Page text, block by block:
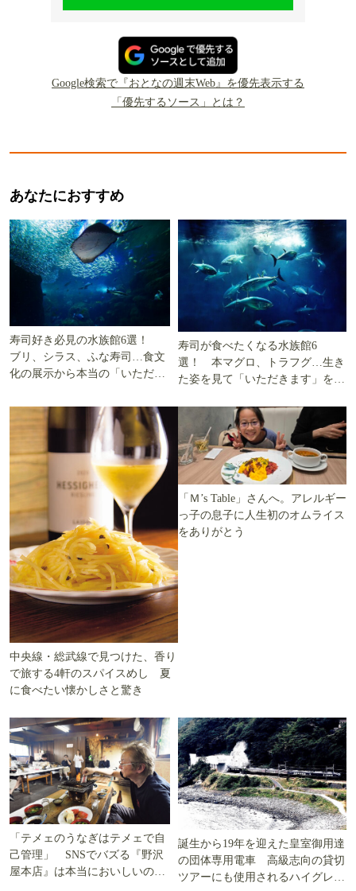
Google検索で『おとなの週末Web』を優先表示する
「優先するソース」とは？
あなたにおすすめ
寿司好き必見の水族館6選！
ブリ、シラス、ふな寿司…食文
化の展示から本当の「いただき
寿司が食べたくなる水族館6
選！ 本マグロ、トラフグ…生き
た姿を見て「いただきます」を考
中央線・総武線で見つけた、香り
で旅する4軒のスパイスめし 夏
に食べたい懐かしさと驚き
「Ｍ’s Table」さんへ。アレルギー
っ子の息子に人生初のオムライス
をありがとう
「テメェのうなぎはテメェで自
己管理」 SNSでバズる『野沢
屋本店』は本当においしいの
誕生から19年を迎えた皇室御用達
の団体専用電車 高級志向の貸切
ツアーにも使用されるハイグレー